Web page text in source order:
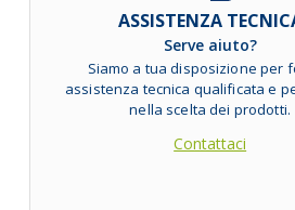
ASSISTENZA
Serve aiuto?
Siamo a tua disposizione per
assistenza tecnica qualificata e
nella scelta dei prodotti.
Contattaci